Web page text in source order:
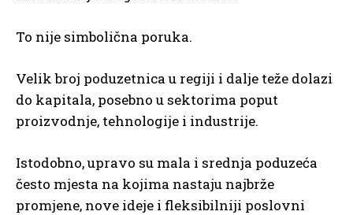
To nije simbolična poruka.
Velik broj poduzetnica u regiji i dalje teže dolazi
do kapitala, posebno u sektorima poput
proizvodnje, tehnologije i industrije.
Istodobno, upravo su mala i srednja poduzeća
često mjesta na kojima nastaju najbrže
promjene, nove ideje i fleksibilniji poslovni